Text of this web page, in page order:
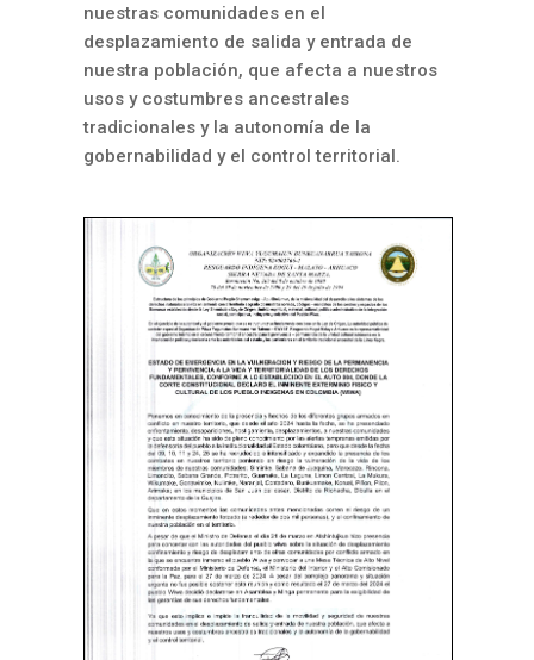
nuestras comunidades en el
desplazamiento de salida y entrada de
nuestra población, que afecta a nuestros
usos y costumbres ancestrales
tradicionales y la autonomía de la
gobernabilidad y el control territorial.